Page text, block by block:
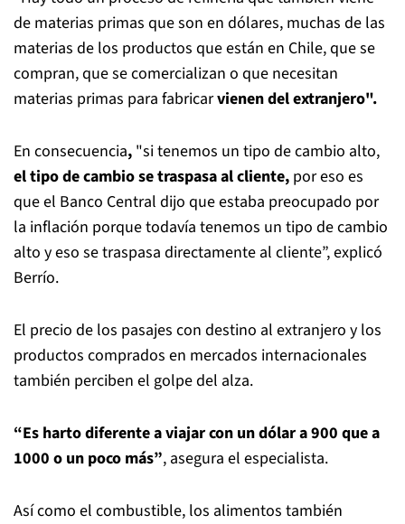
de materias primas que son en dólares, muchas de las
materias de los productos que están en Chile, que se
compran, que se comercializan o que necesitan
materias primas para fabricarvienen del extranjero".
En consecuencia, "si tenemos un tipo de cambio alto,
el tipo de cambio se traspasa al cliente, por eso es
que el Banco Central dijo que estaba preocupado por
la inflación porque todavía tenemos un tipo de cambio
alto y eso se traspasa directamente al cliente”, explicó
Berrío.
El precio de los pasajes con destino al extranjero y los
productos comprados en mercados internacionales
también perciben el golpe del alza.
“Es harto diferente a viajar con un dólar a 900 que a
1000 o un poco más”, asegura el especialista.
Así como el combustible, los alimentos también